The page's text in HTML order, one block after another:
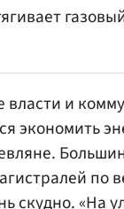
власти и
экономить
по
скудно. «На